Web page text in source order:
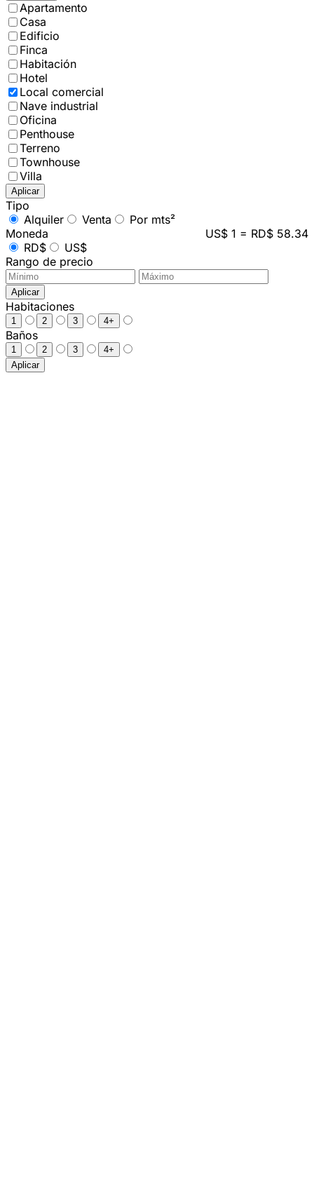
Apartamento
Casa
Edificio
Finca
Habitación
Hotel
Local comercial
Nave industrial
Oficina
Penthouse
Terreno
Townhouse
Villa
Aplicar
Tipo
Alquiler
Venta
Por mts²
Moneda
US$ 1 = RD$ 58.34
RD$
US$
Rango de precio
Aplicar
Habitaciones
1 2 3 4+
Baños
1 2 3
4+
Aplicar